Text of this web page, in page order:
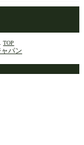
TOP
パン